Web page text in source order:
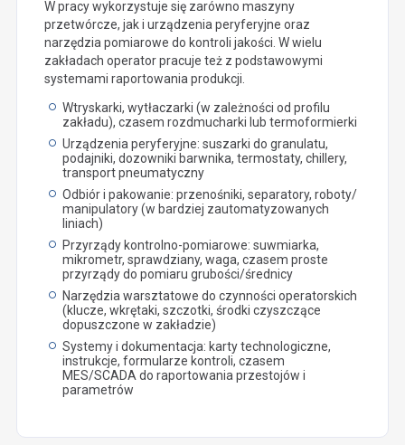
W pracy wykorzystuje się zarówno maszyny
przetwórcze, jak i urządzenia peryferyjne oraz
narzędzia pomiarowe do kontroli jakości. W wielu
zakładach operator pracuje też z podstawowymi
systemami raportowania produkcji.
Wtryskarki, wytłaczarki (w zależności od profilu
zakładu), czasem rozdmucharki lub termoformierki
Urządzenia peryferyjne: suszarki do granulatu,
podajniki, dozowniki barwnika, termostaty, chillery,
transport pneumatyczny
Odbiór i pakowanie: przenośniki, separatory, roboty/
manipulatory (w bardziej zautomatyzowanych
liniach)
Przyrządy kontrolno-pomiarowe: suwmiarka,
mikrometr, sprawdziany, waga, czasem proste
przyrządy do pomiaru grubości/średnicy
Narzędzia warsztatowe do czynności operatorskich
(klucze, wkrętaki, szczotki, środki czyszczące
dopuszczone w zakładzie)
Systemy i dokumentacja: karty technologiczne,
instrukcje, formularze kontroli, czasem
MES/SCADA do raportowania przestojów i
parametrów